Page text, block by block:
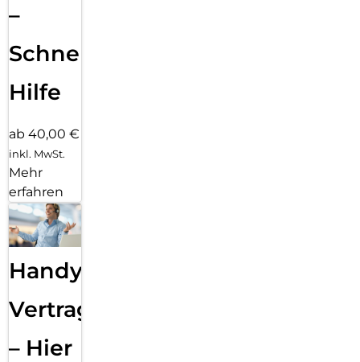
–
Schnelle
Hilfe
ab 40,00 €
inkl. MwSt.
Mehr
erfahren
Handy
Vertragsabwicklung
– Hier